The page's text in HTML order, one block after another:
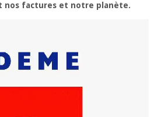
nos factures et notre planète.